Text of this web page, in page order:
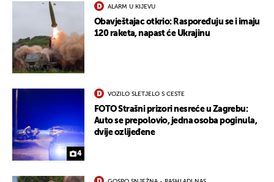
ALARM U KIJEVU
Obavještajac otkrio: Raspoređuju se i imaju
120 raketa, napast će Ukrajinu
4
VOZILO SLETJELO S CESTE
FOTO Strašni prizori nesreće u Zagrebu:
Auto se prepolovio, jedna osoba poginula,
dvije ozlijeđene